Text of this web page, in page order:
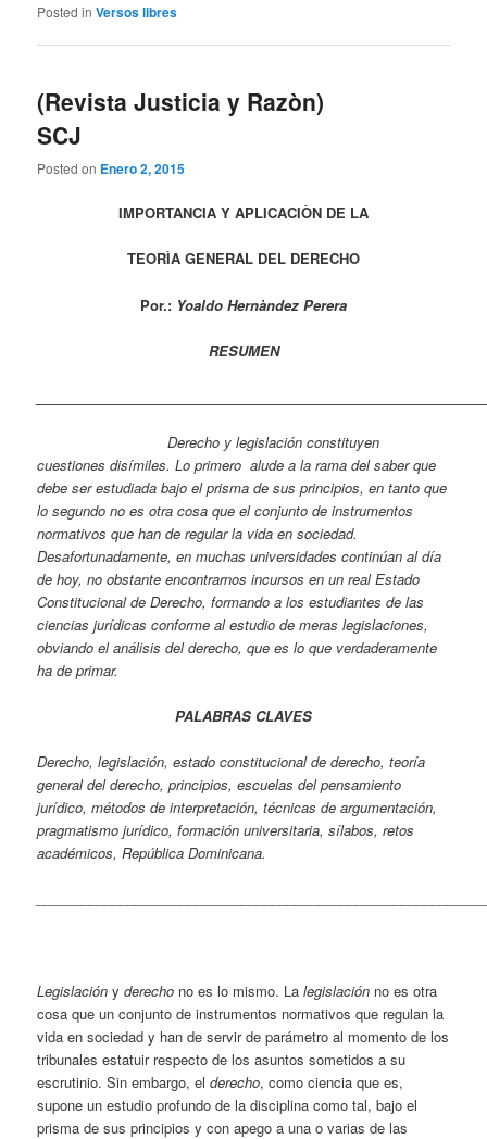
Posted in Versos libres
(Revista Justicia y Razòn)
SCJ
Posted on Enero 2, 2015
IMPORTANCIA Y APLICACIÒN DE LA
TEORÌA GENERAL DEL DERECHO
Por.: Yoaldo Hernàndez Perera
RESUMEN
Derecho y legislación constituyen
cuestiones disímiles. Lo primero alude a la rama del saber que
debe ser estudiada bajo el prisma de sus principios, en tanto que
lo segundo no es otra cosa que el conjunto de instrumentos
normativos que han de regular la vida en sociedad.
Desafortunadamente, en muchas universidades continúan al día
de hoy, no obstante encontrarnos incursos en un real Estado
Constitucional de Derecho, formando a los estudiantes de las
ciencias jurídicas conforme al estudio de meras legislaciones,
obviando el análisis del derecho, que es lo que verdaderamente
ha de primar.
PALABRAS CLAVES
Derecho, legislación, estado constitucional de derecho, teoría
general del derecho, principios, escuelas del pensamiento
jurídico, métodos de interpretación, técnicas de argumentación,
pragmatismo jurídico, formación universitaria, sílabos, retos
académicos, República Dominicana.
Legislación yderecho no es lo mismo. Lalegislación no es otra
cosa que un conjunto de instrumentos normativos que regulan la
vida en sociedad y han de servir de parámetro al momento de los
tribunales estatuir respecto de los asuntos sometidos a su
escrutinio. Sin embargo, elderecho, como ciencia que es,
supone un estudio profundo de la disciplina como tal, bajo el
prisma de sus principios y con apego a una o varias de las